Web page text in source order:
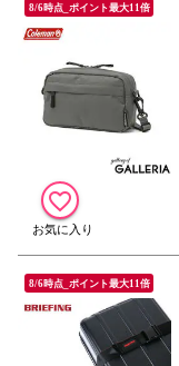
8/6時点_ポイント最大11倍
8/6時点_ポイント最大11倍